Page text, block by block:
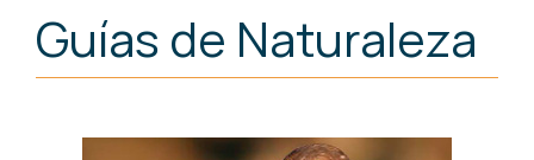
Guías de Naturaleza